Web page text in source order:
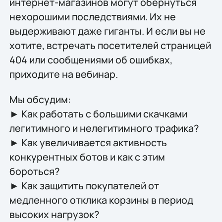
нехорошими последствиями. Их не
выдерживают даже гиганты. И если вы не
хотите, встречать посетителей страницей
404 или сообщениями об ошибках,
приходите на вебинар.
Мы обсудим:
► Как работать с большими скачками
легитимного и нелегитимного трафика?
► Как увеличивается активность
конкурентных ботов и как с этим
бороться?
► Как защитить покупателей от
медленного отклика корзины в период
высоких нагрузок?